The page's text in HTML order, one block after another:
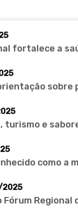
fortalece a
sobre
e
como a